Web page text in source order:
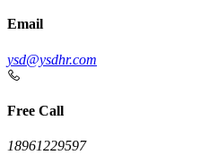
Email
ysd@ysdhr.com
Free Call
18961229597